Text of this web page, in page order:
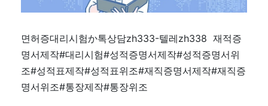
면허증대리시험か톡상담zh333-텔레zh338 재적증
명서제작#대리시험#성적증명서제작#성적증명서위
조#성적표제작#성적표위조#재직증명서제작#재직증
명서위조#통장제작#통장위조